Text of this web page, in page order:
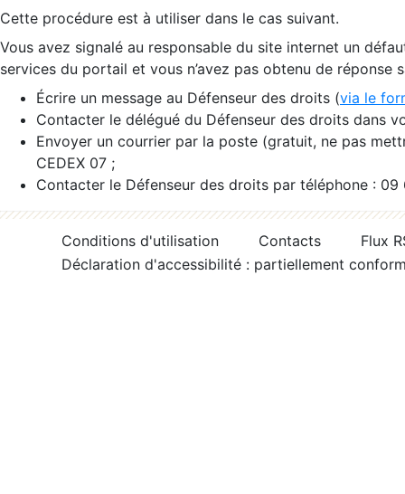
Cette procédure est à utiliser dans le cas suivant.
Vous avez signalé au responsable du site internet un
services du portail et vous n’avez pas obtenu de réponse
Écrire un message au Défenseur des droits (via le
Contacter le délégué du Défenseur des droits dans
Envoyer un courrier par la poste (gratuit, ne pas
CEDEX 07 ;
Contacter le Défenseur des droits par téléphone :
Conditions d'utilisation Contacts
Flux
Déclaration d'accessibilité : partiellement